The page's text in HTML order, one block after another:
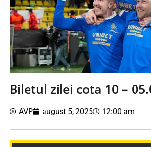
Biletul zilei cota 10 –
AVP august 5, 2025 12:00 am